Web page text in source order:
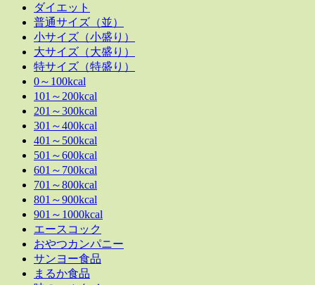
ダイエット
普通サイズ（並）
小サイズ（小盛り）
大サイズ（大盛り）
特サイズ（特盛り）
0～100kcal
101～200kcal
201～300kcal
301～400kcal
401～500kcal
501～600kcal
601～700kcal
701～800kcal
801～900kcal
901～1000kcal
エースコック
おやつカンパニー
サンヨー食品
まるか食品